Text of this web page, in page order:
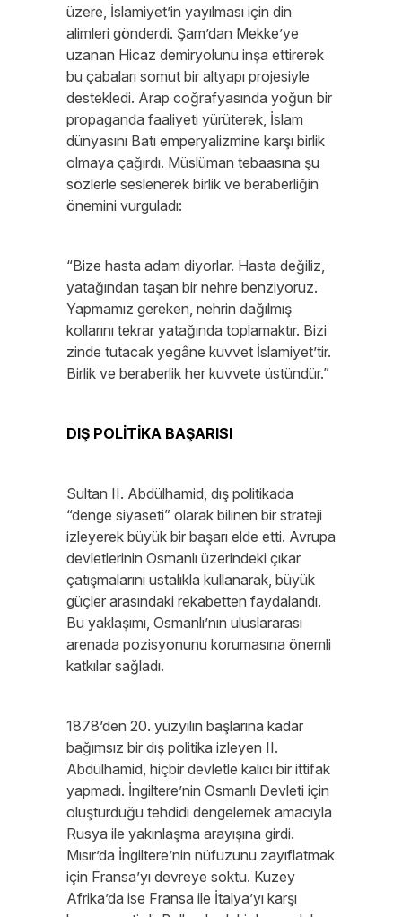
üzere, İslamiyet’in yayılması için din
alimleri gönderdi. Şam’dan Mekke’ye
uzanan Hicaz demiryolunu inşa ettirerek
bu çabaları somut bir altyapı projesiyle
destekledi. Arap coğrafyasında yoğun bir
propaganda faaliyeti yürüterek, İslam
dünyasını Batı emperyalizmine karşı birlik
olmaya çağırdı. Müslüman tebaasına şu
sözlerle seslenerek birlik ve beraberliğin
önemini vurguladı:
“Bize hasta adam diyorlar. Hasta değiliz,
yatağından taşan bir nehre benziyoruz.
Yapmamız gereken, nehrin dağılmış
kollarını tekrar yatağında toplamaktır. Bizi
zinde tutacak yegâne kuvvet İslamiyet’tir.
Birlik ve beraberlik her kuvvete üstündür.”
DIŞ POLİTİKA BAŞARISI
Sultan II. Abdülhamid, dış politikada
“denge siyaseti” olarak bilinen bir strateji
izleyerek büyük bir başarı elde etti. Avrupa
devletlerinin Osmanlı üzerindeki çıkar
çatışmalarını ustalıkla kullanarak, büyük
güçler arasındaki rekabetten faydalandı.
Bu yaklaşımı, Osmanlı’nın uluslararası
arenada pozisyonunu korumasına önemli
katkılar sağladı.
1878’den 20. yüzyılın başlarına kadar
bağımsız bir dış politika izleyen II.
Abdülhamid, hiçbir devletle kalıcı bir ittifak
yapmadı. İngiltere’nin Osmanlı Devleti için
oluşturduğu tehdidi dengelemek amacıyla
Rusya ile yakınlaşma arayışına girdi.
Mısır’da İngiltere’nin nüfuzunu zayıflatmak
için Fransa’yı devreye soktu. Kuzey
Afrika’da ise Fransa ile İtalya’yı karşı